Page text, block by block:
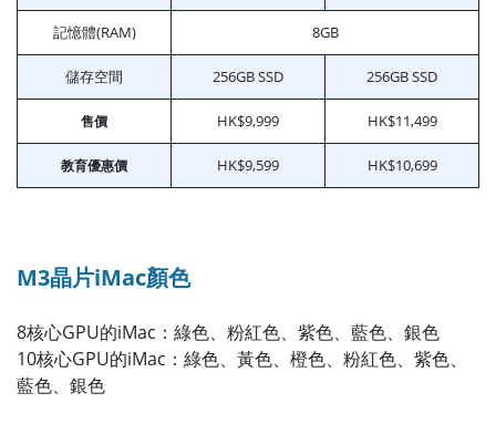
記憶體(RAM) 8GB
儲存空間 256GB SSD 256GB SSD
售價 HK$9,999 HK$11,499
教育優惠價 HK$9,599 HK$10,699
M3晶片iMac顏色
8核心GPU的iMac：綠色、粉紅色、紫色、藍色、銀色
10核心GPU的iMac：綠色、黃色、橙色、粉紅色、紫色、
藍色、銀色